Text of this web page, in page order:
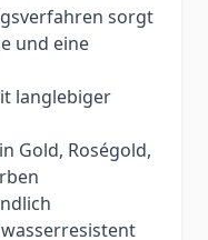
sorgt
und eine
langlebiger
Gold, Roségold,